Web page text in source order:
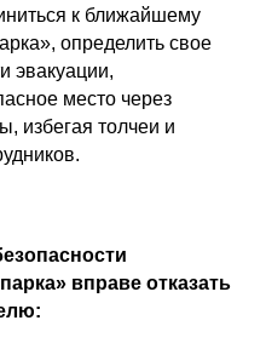
к ближайшему
определить свое
эвакуации,
место через
избегая толчеи и
вправе отказать